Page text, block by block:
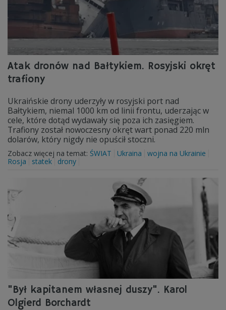
Atak dronów nad Bałtykiem. Rosyjski okręt
trafiony
Ukraińskie drony uderzyły w rosyjski port nad
Bałtykiem, niemal 1000 km od linii frontu, uderzając w
cele, które dotąd wydawały się poza ich zasięgiem.
Trafiony został nowoczesny okręt wart ponad 220 mln
dolarów, który nigdy nie opuścił stoczni.
Zobacz więcej na temat: ŚWIAT Ukraina
wojna na Ukrainie
Rosja
statek drony
"Był kapitanem własnej duszy". Karol
Olgierd Borchardt